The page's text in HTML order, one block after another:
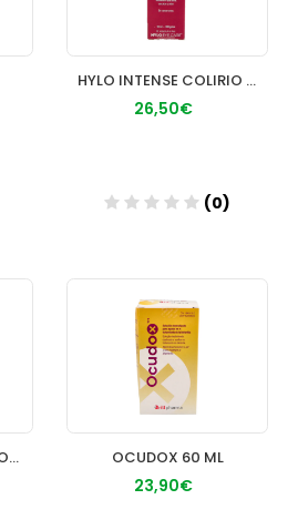
HYLO INTENSE COLIRIO 1 ENVASE 10 ML CON GOTERO
26,50€
(0)
AQUORAL 05 ML 20 MONODOSIS OCUDOX 60 ML
23,90€